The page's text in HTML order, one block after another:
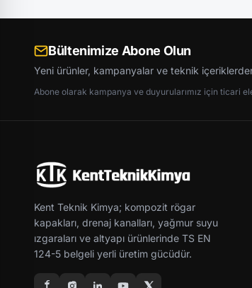
Bültenimize Abone Olun
Yeni ürünler, kampanyalar ve teknik
Abone olarak kampanya ve duyurularımız için ticari
Kent Teknik Kimya; kompozit rögar
kapakları, drenaj kanalları, yağmur suyu
ızgaraları ve altyapı ürünlerinde TS EN
124-5 belgeli yerli üretim gücüdür.